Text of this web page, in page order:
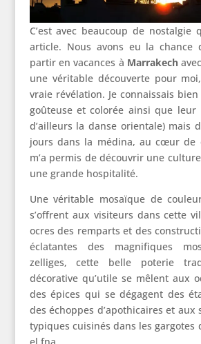
C’est avec beaucoup de
article. Nous avons eu la chance
partir en vacances à Marrakech
une véritable découverte pour
vraie révélation. Je connaissais
goûteuse et colorée ainsi que leur
d’ailleurs la danse orientale) mais
jours dans la médina, au cœur de
m’a permis de découvrir une
une grande hospitalité.
Une véritable mosaïque de
s’offrent aux visiteurs dans cette
ocres des remparts et des
éclatantes des magnifiques
zelliges, cette belle poterie
décorative qu’utile se mêlent aux
des épices qui se dégagent des
des échoppes d’apothicaires et aux
typiques cuisinés dans les gargotes
el fna.